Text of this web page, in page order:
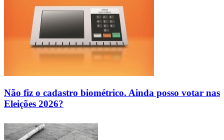
Não fiz o cadastro biométrico. Ainda posso votar nas
Eleições 2026?